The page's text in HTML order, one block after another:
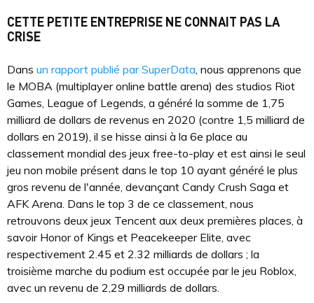
CETTE PETITE ENTREPRISE NE CONNAIT PAS LA
CRISE
Dans un rapport publié par SuperData, nous apprenons que
le MOBA (multiplayer online battle arena) des studios Riot
Games, League of Legends, a généré la somme de 1,75
milliard de dollars de revenus en 2020 (contre 1,5 milliard de
dollars en 2019), il se hisse ainsi à la 6e place au
classement mondial des jeux free-to-play et est ainsi le seul
jeu non mobile présent dans le top 10 ayant généré le plus
gros revenu de l'année, devançant Candy Crush Saga et
AFK Arena. Dans le top 3 de ce classement, nous
retrouvons deux jeux Tencent aux deux premières places, à
savoir Honor of Kings et Peacekeeper Elite, avec
respectivement 2.45 et 2.32 milliards de dollars ; la
troisième marche du podium est occupée par le jeu Roblox,
avec un revenu de 2,29 milliards de dollars.